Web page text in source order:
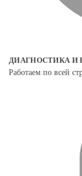
ДИАГНОСТИКА
Работаем по всей